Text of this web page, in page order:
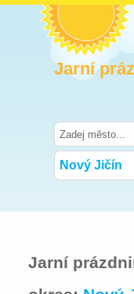
Jarní
Nový Jičín
Jarní